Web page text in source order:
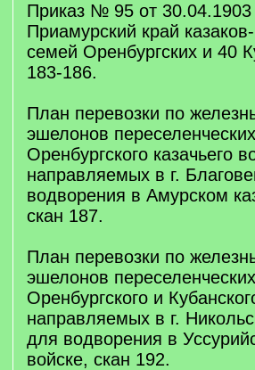
Приказ № 95 от 30.04.1903
Приамурский край
семей Оренбургских и 40
183-186.
План перевозки по
эшелонов
Оренбургского казачьего
направляемых в г.
водворения в Амурском
скан 187.
План перевозки по
эшелонов
Оренбургского и
направляемых в г.
для водворения в
войске, скан 192.